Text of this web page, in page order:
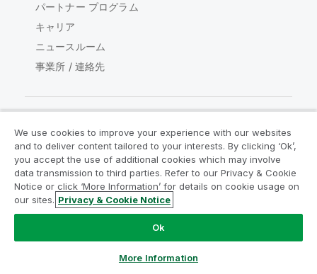
パートナー プログラム
キャリア
ニュースルーム
事業所 / 連絡先
Qlik コミュニティ
法的契約 製品規約
Legal Policies
リーガルポリシー
利用規約
Do Not Share My Info
Copyright © 1993-2026 QlikTech International AB.無断複写・
We use cookies to improve your experience with our websites
and to deliver content tailored to your interests. By clicking ‘Ok’,
you accept the use of additional cookies which may involve
data transmission to third parties. Refer to our Privacy & Cookie
Notice or click ‘More Information’ for details on cookie usage on
our sites. Privacy & Cookie Notice
Ok
More Information